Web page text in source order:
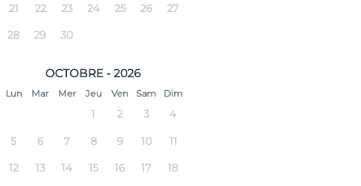
21 22 23 24 25 26 27
28 29 30
OCTOBRE - 2026
Lun Mar Mer Jeu Ven Sam Dim
1 2 3 4
5 6 7 8 9 10 11
12 13 14 15 16 17 18